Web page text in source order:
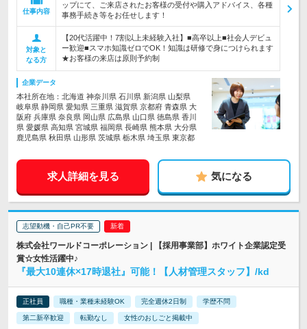
仕事内容
ップにて、ご来店されたお客様の受付や購入アドバイス、各種
事務手続き等をお任せします！
対象と
なる方
【20代活躍中！7割以上未経験入社】■高卒以上■社会人デビュ
ー歓迎■スマホ知識ゼロでOK！知識は研修で身につけられます
★お客様の来店は原則予約制
企業データ
本社所在地：北海道 神奈川県 石川県 新潟県 山梨県
岐阜県 静岡県 愛知県 三重県 滋賀県 京都府 青森県 大
阪府 兵庫県 奈良県 岡山県 広島県 山口県 徳島県 香川
県 愛媛県 高知県 宮城県 福岡県 長崎県 熊本県 大分県
鹿児島県 秋田県 山形県 茨城県 栃木県 埼玉県 東京都
求人詳細を見る 気になる
志望動機・自己PR不要
株式会社ワールドコーポレーション | 【採用事業部】ホワイト企業認定受
賞☆女性活躍中♪
『最大10連休×17時退社』可能！【人材管理スタッフ】/kd
正社員 職種・業種未経験OK 完全週休2日制 学歴不問
第二新卒歓迎 転勤なし 女性のおしごと掲載中